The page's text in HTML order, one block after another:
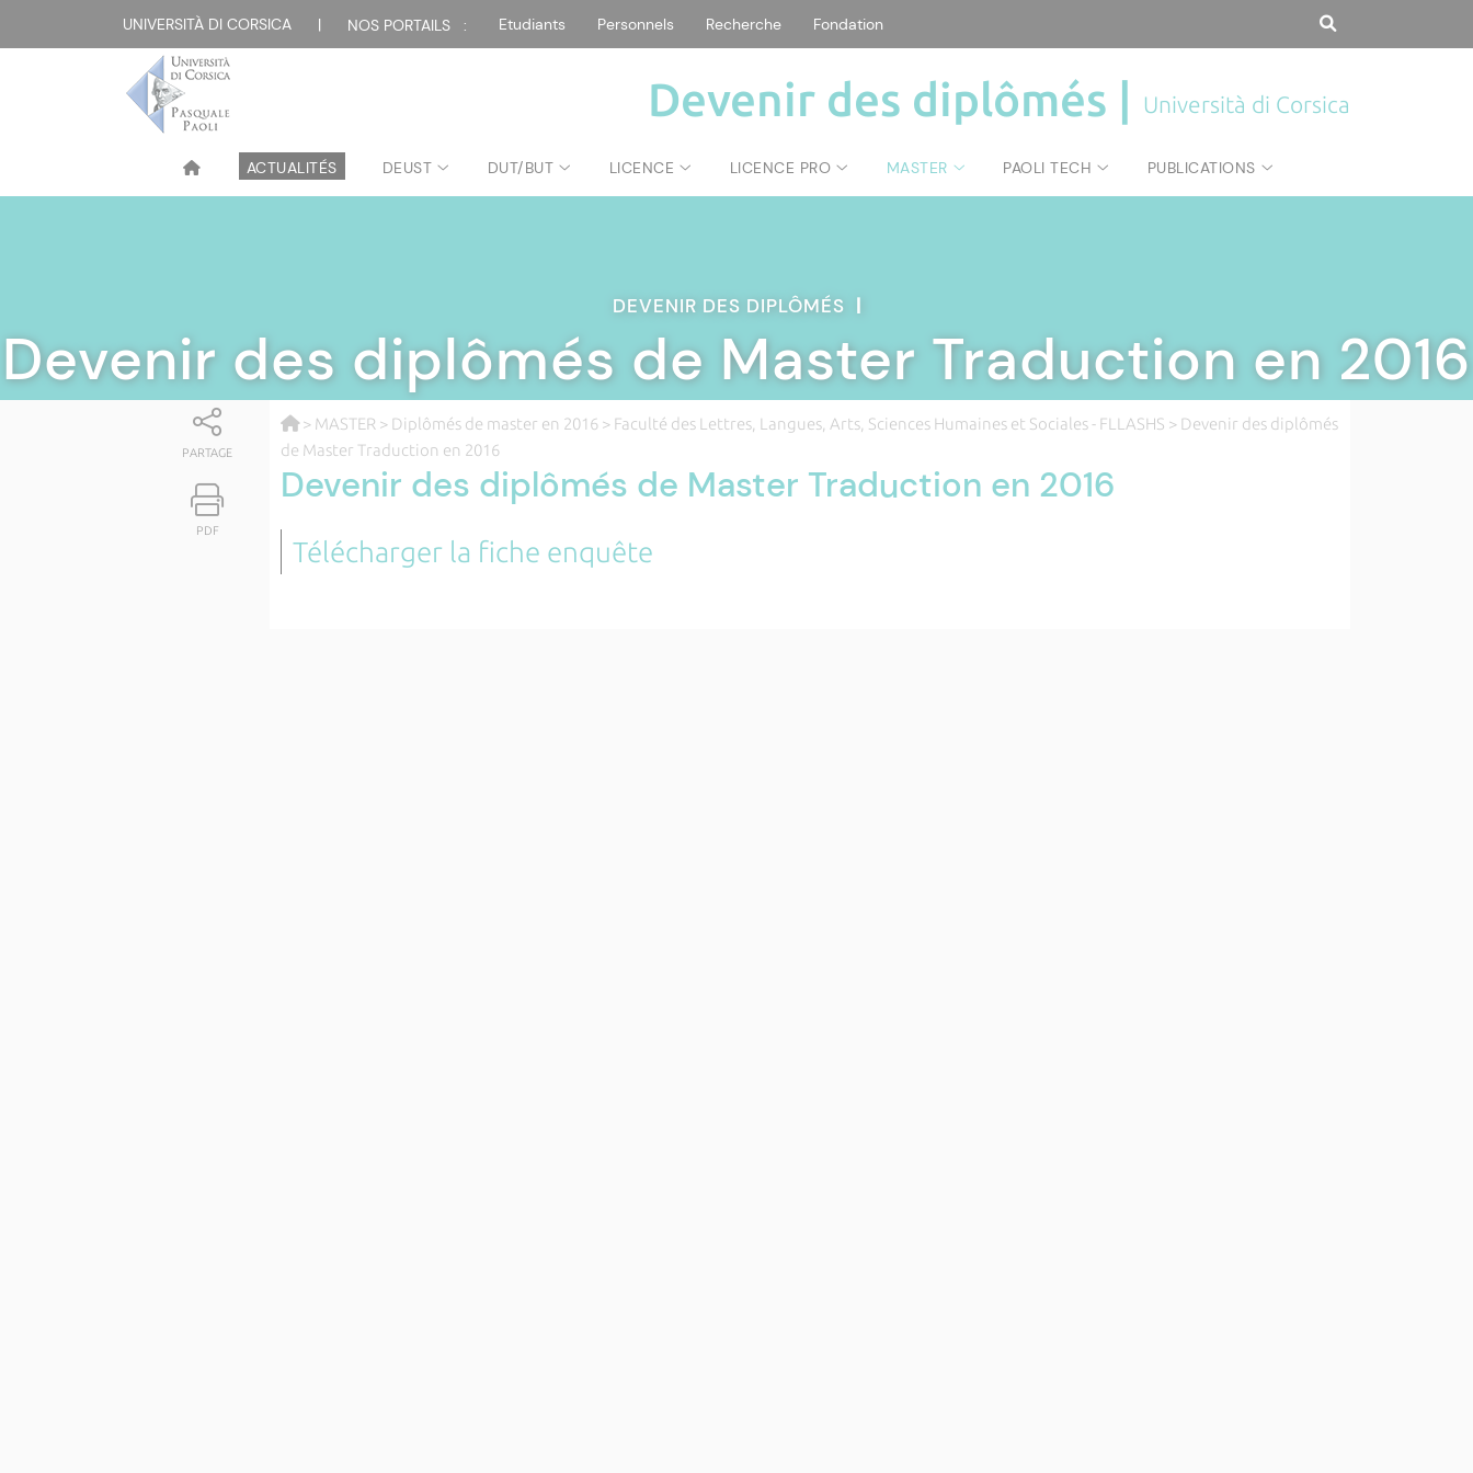
UNIVERSITÀ DI CORSICA | NOS PORTAILS : Etudiants Personnels Recherche Fondation
Devenir des diplômés | Università di Corsica
ACTUALITÉS DEUST DUT/BUT LICENCE LICENCE PRO MASTER PAOLI TECH PUBLICATIONS
DEVENIR DES DIPLÔMÉS |
Devenir des diplômés de Master Traduction en 2016
PARTAGE
PDF
> MASTER > Diplômés de master en 2016 > Faculté des Lettres, Langues, Arts, Sciences Humaines et Sociales - FLLASHS > Devenir des diplômés
de Master Traduction en 2016
Devenir des diplômés de Master Traduction en 2016
Télécharger la fiche enquête